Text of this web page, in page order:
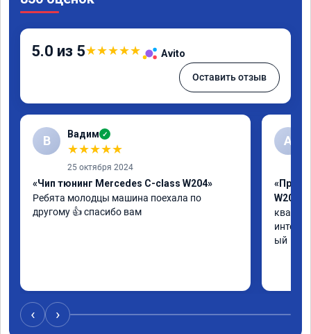
5.0 из 5★★★★★ Avito
Оставить отзыв
В Вадим ✓
★★★★★
25 октября 2024
«Чип тюнинг Mercedes C-class W204»
Ребята молодцы машина поехала по
другому 👍 спасибо вам
А
W205»
ый
‹ ›